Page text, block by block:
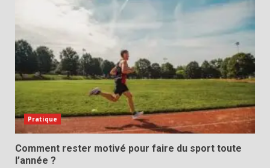
Pratique
Comment rester motivé pour faire du sport toute
l’année ?